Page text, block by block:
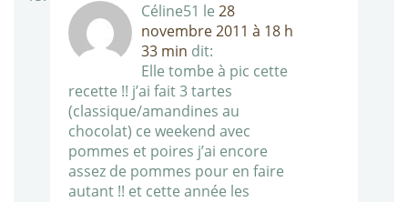
Céline51 le 28
novembre 2011 à 18 h
33 min dit:
Elle tombe à pic cette
recette !! j’ai fait 3 tartes
(classique/amandines au
chocolat) ce weekend avec
pommes et poires j’ai encore
assez de pommes pour en faire
autant !! et cette année les